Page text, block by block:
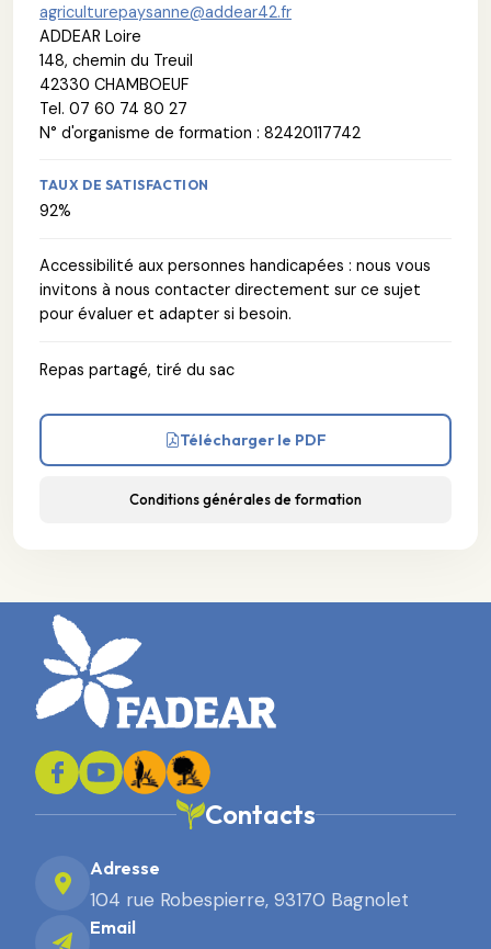
agriculturepaysanne@addear42.fr
ADDEAR Loire
148, chemin du Treuil
42330 CHAMBOEUF
Tel. 07 60 74 80 27
N° d'organisme de formation : 82420117742
TAUX DE SATISFACTION
92%
Accessibilité aux personnes handicapées : nous vous
invitons à nous contacter directement sur ce sujet
pour évaluer et adapter si besoin.
Repas partagé, tiré du sac
Télécharger le PDF
Conditions générales de formation
Contacts
Adresse
104 rue Robespierre, 93170 Bagnolet
Email